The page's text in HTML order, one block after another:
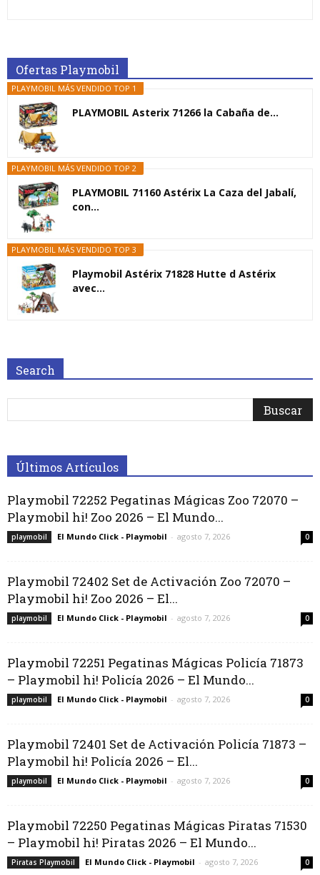
Ofertas Playmobil
PLAYMOBIL MÁS VENDIDO TOP 1
PLAYMOBIL Asterix 71266 la Cabaña de...
PLAYMOBIL MÁS VENDIDO TOP 2
PLAYMOBIL 71160 Astérix La Caza del Jabalí,
con...
PLAYMOBIL MÁS VENDIDO TOP 3
Playmobil Astérix 71828 Hutte d Astérix
avec...
Search
Últimos Artículos
Playmobil 72252 Pegatinas Mágicas Zoo 72070 –
Playmobil hi! Zoo 2026 – El Mundo...
playmobil El Mundo Click - Playmobil - agosto 7, 2026 0
Playmobil 72402 Set de Activación Zoo 72070 –
Playmobil hi! Zoo 2026 – El...
playmobil El Mundo Click - Playmobil - agosto 7, 2026 0
Playmobil 72251 Pegatinas Mágicas Policía 71873
– Playmobil hi! Policía 2026 – El Mundo...
playmobil El Mundo Click - Playmobil - agosto 7, 2026 0
Playmobil 72401 Set de Activación Policía 71873 –
Playmobil hi! Policía 2026 – El...
playmobil El Mundo Click - Playmobil - agosto 7, 2026 0
Playmobil 72250 Pegatinas Mágicas Piratas 71530
– Playmobil hi! Piratas 2026 – El Mundo...
Piratas Playmobil El Mundo Click - Playmobil - agosto 7, 2026 0